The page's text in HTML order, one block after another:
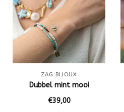
ZAG BIJOUX
Dubbel mint mooi
€39,00